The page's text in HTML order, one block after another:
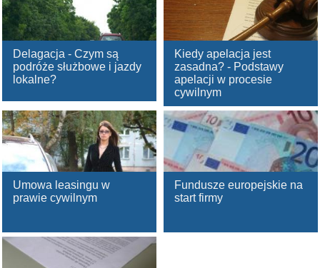
Delagacja - Czym są
podróże służbowe i jazdy
lokalne?
Kiedy apelacja jest
zasadna? - Podstawy
apelacji w procesie
cywilnym
Umowa leasingu w
prawie cywilnym
Fundusze europejskie na
start firmy